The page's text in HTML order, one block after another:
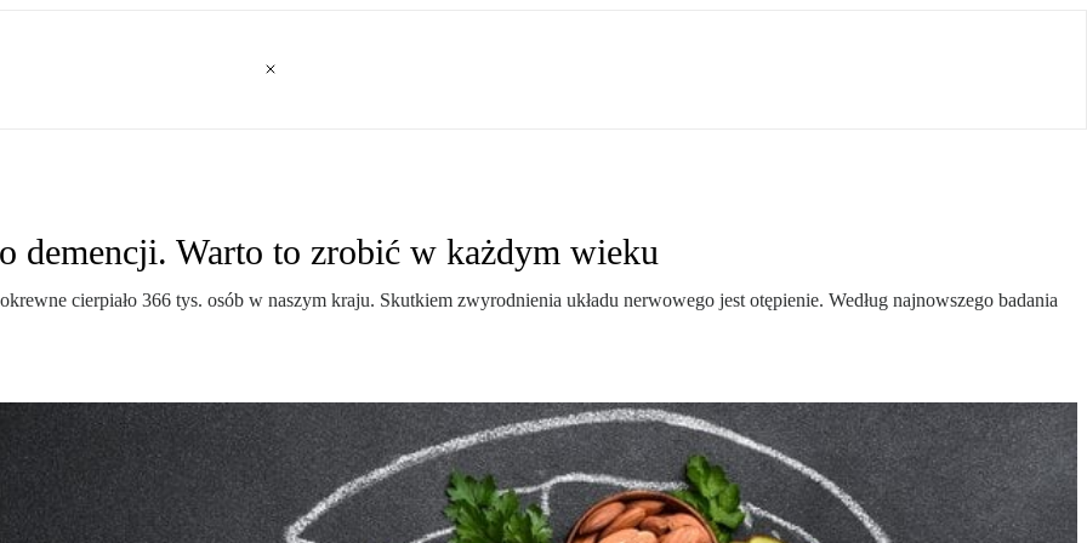
demencji. Warto to zrobić w każdym wieku
cierpiało 366 tys. osób w naszym kraju. Skutkiem zwyrodnienia układu nerwowego jest otępienie. Według najnowszego badania